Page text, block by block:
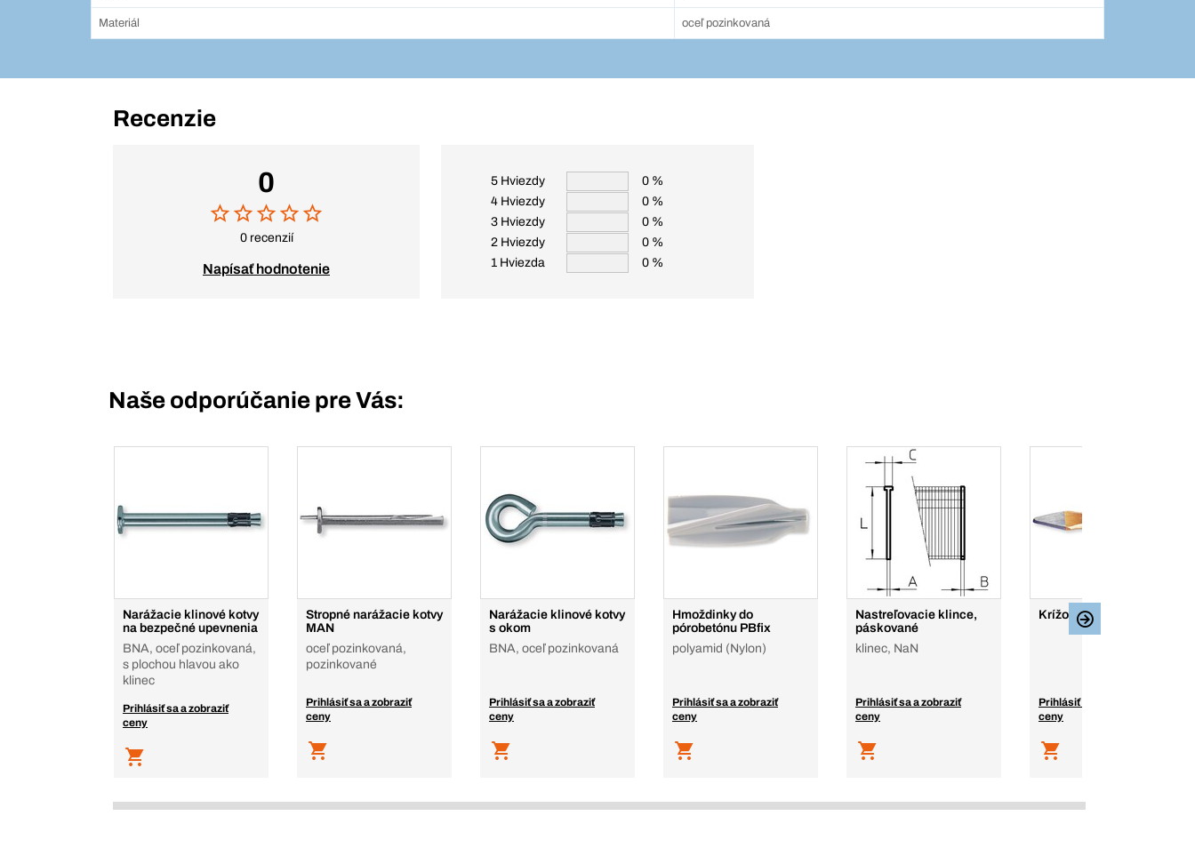
Materiál oceľ pozinkovaná
Recenzie
0
0 recenzií
Napísať hodnotenie
5 Hviezdy
0 %
4 Hviezdy
0 %
3 Hviezdy
0 %
2 Hviezdy
0 %
1 Hviezda
0 %
Naše odporúčanie pre Vás:
Narážacie klinové kotvy
na bezpečné upevnenia
BNA, oceľ pozinkovaná,
s plochou hlavou ako
klinec
Prihlásiť sa a zobraziť
ceny
Stropné narážacie kotvy
MAN
oceľ pozinkovaná,
pozinkované
Prihlásiť sa a zobraziť
ceny
Narážacie klinové kotvy
s okom
BNA, oceľ pozinkovaná
Prihlásiť sa a zobraziť
ceny
Hmoždinky do
pórobetónu PBfix
polyamid (Nylon)
Prihlásiť sa a zobraziť
ceny
Nastreľovacie klince,
páskované
klinec, NaN
Prihlásiť sa a zobraziť
ceny
Krížový sekáč
Prihlásiť sa a zobraziť
ceny